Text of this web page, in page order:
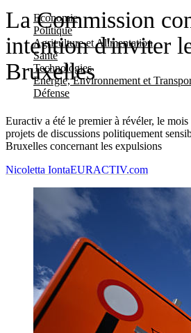
Economie
Politique
Agriculture et Alimentation
Santé
Technologies
Energie, Environnement et
Défense
La Commission
intention d'inviter
Bruxelles
Euractiv a été le premier à révéler, le
projets de discussions politiquement
Bruxelles concernant les expulsions
Nicoletta IontaEURACTIV.com